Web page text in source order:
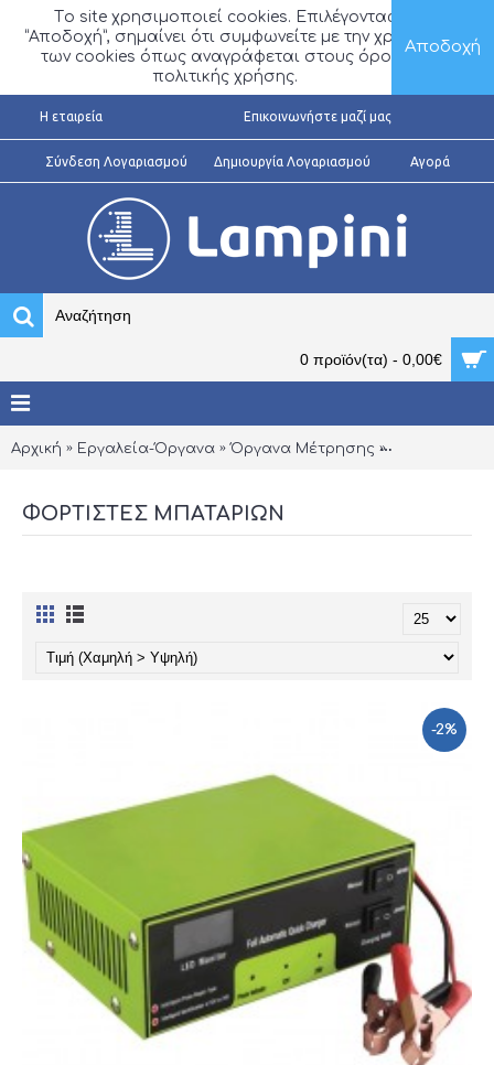
Τo site χρησιμοποιεί cookies. Επιλέγοντας
“Αποδοχή”, σημαίνει ότι συμφωνείτε με την χρήση
των cookies όπως αναγράφεται στους όρους
πολιτικής χρήσης.
Αποδοχή
H εταιρεία Επικοινωνήστε μαζί μας
Σύνδεση Λογαριασμού Δημιουργία Λογαριασμού Αγορά
0 προϊόν(τα) - 0,00€
Αρχική Εργαλεία-Όργανα Όργανα Μέτρησης Φορτιστές
ΦΟΡΤΙΣΤΈΣ ΜΠΑΤΑΡΙΏΝ
-2%